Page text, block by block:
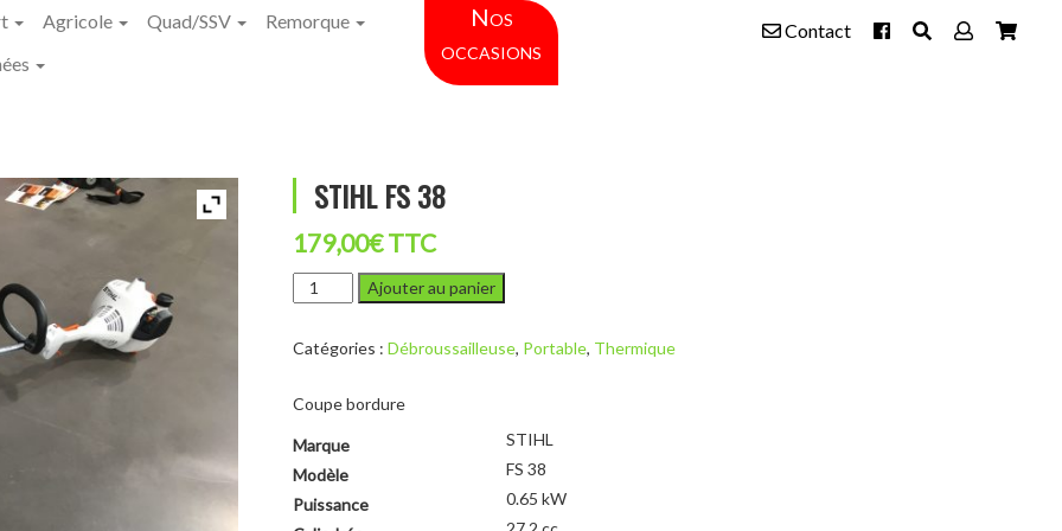
Agricole Quad/SSV
Remorque
Nos
occasions
Contact
STIHL FS 38
179,00€TTC
quantité
de
FS
Ajouter au panier
Catégories : Débroussailleuse, Portable, Thermique
Coupe bordure
Marque
STIHL
Modèle
FS 38
Puissance
0.65 kW